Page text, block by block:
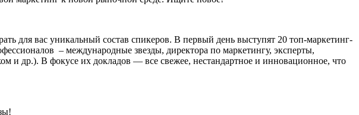
для вас уникальный состав спикеров. В первый день выступят 20 топ-маркетинг-
– международные звезды, директора по маркетингу, эксперты,
и др.). В фокусе их докладов — все свежее, нестандартное и инновационное, что